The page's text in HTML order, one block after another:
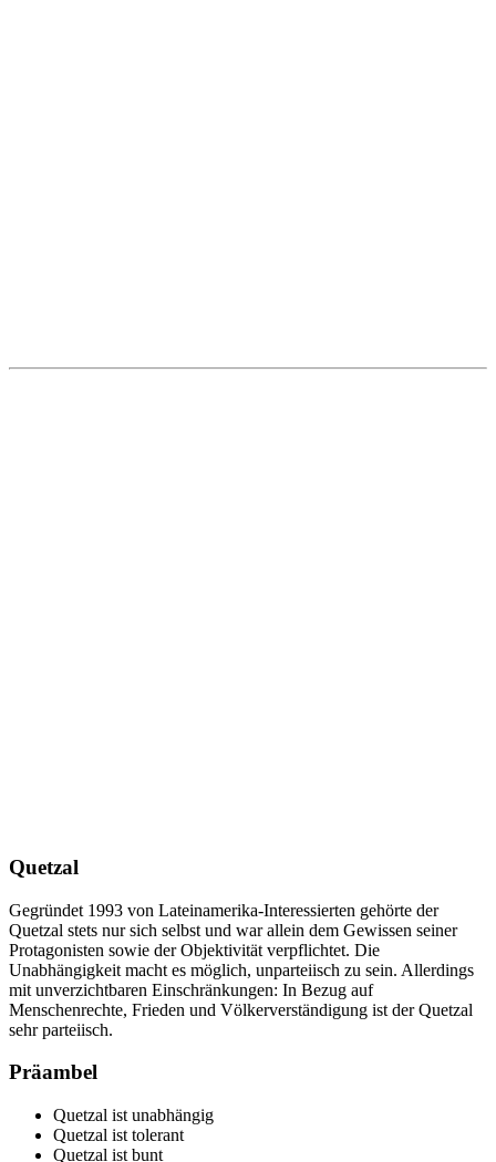
Quetzal
Gegründet 1993 von Lateinamerika-Interessierten gehörte der
Quetzal stets nur sich selbst und war allein dem Gewissen seiner
Protagonisten sowie der Objektivität verpflichtet. Die
Unabhängigkeit macht es möglich, unparteiisch zu sein. Allerdings
mit unverzichtbaren Einschränkungen: In Bezug auf
Menschenrechte, Frieden und Völkerverständigung ist der Quetzal
sehr parteiisch.
Präambel
Quetzal ist unabhängig
Quetzal ist tolerant
Quetzal ist bunt